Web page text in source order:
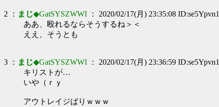
2 ： まじ◆GatSYSZWWI ： 2020/02/17(月) 23:35:08 ID:se5Ypvn1
ああ、殴れるならそうするね＞＜
ええ、そうとも
3 ： まじ◆GatSYSZWWI ： 2020/02/17(月) 23:36:59 ID:se5Ypvn1
キリストが…
いや（ｒｙ
アウトレイジばりｗｗｗ